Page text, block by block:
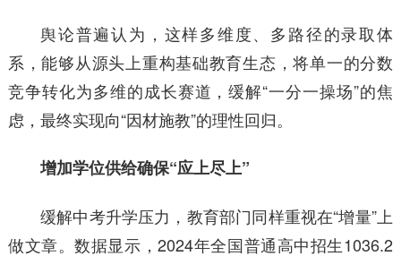
舆论普遍认为，这样多维度、多路径的录取体
系，能够从源头上重构基础教育生态，将单一的分数
竞争转化为多维的成长赛道，缓解“一分一操场”的焦
虑，最终实现向“因材施教”的理性回归。
增加学位供给确保“应上尽上”
缓解中考升学压力，教育部门同样重视在“增量”上
做文章。数据显示，2024年全国普通高中招生1036.2